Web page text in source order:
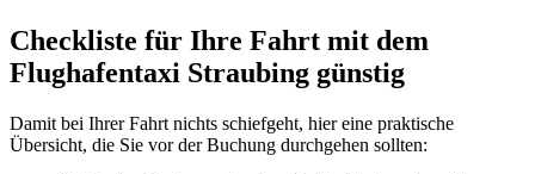
Checkliste für Ihre Fahrt mit dem
Flughafentaxi Straubing günstig
Damit bei Ihrer Fahrt nichts schiefgeht, hier eine praktische
Übersicht, die Sie vor der Buchung durchgehen sollten: